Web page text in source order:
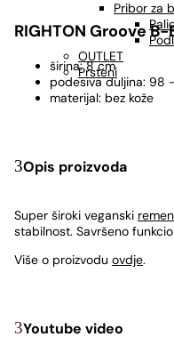
Pribor za
OUTLET
Prsteni
RIGHTON Groove
širina: 8 cm
podesiva duljina: 98
materijal: bez kože
Opis proizvoda
Super široki veganski remen
stabilnost. Savršeno
Više o proizvodu ovdje.
Youtube video